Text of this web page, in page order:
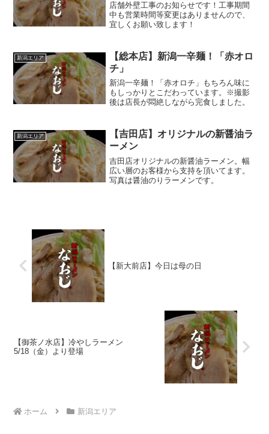
店舗外壁工事のお知らせです！工事期間
中も営業時間等変更はありませんので、
宜しくお願い致します！
新潟エリア
【総本店】新潟一辛麺！「赤オロ
チ」
新潟一辛麺！「赤オロチ」もちろん味に
もしっかりとこだわっています。※撮影
後は店長が悶絶しながら完食しました。
新潟エリア
【吉田店】オリジナルの新醤油ラ
ーメン
吉田店オリジナルの新醤油ラーメン。幅
広い層のお客様から支持を頂いてます。
写真は醤油のりラーメンです。
【新大前店】今日は母の日
【御茶ノ水店】冷やしラーメン
5/18（金）より登場
ホーム 新潟エリア